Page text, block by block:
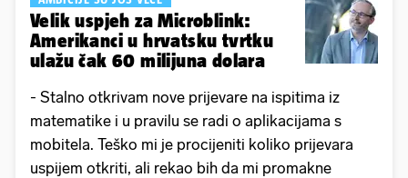
Velik uspjeh za Microblink:
Amerikanci u hrvatsku tvrtku
ulažu čak 60 milijuna dolara
- Stalno otkrivam nove prijevare na ispitima iz
matematike i u pravilu se radi o aplikacijama s
mobitela. Teško mi je procijeniti koliko prijevara
uspijem otkriti, ali rekao bih da mi promakne